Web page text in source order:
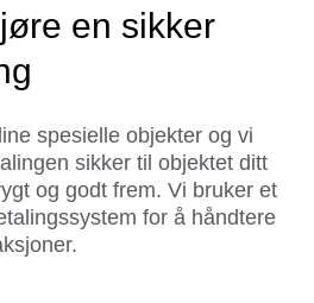
en sikker
spesielle objekter og vi
sikker til objektet ditt
og godt frem. Vi bruker et
for å håndtere